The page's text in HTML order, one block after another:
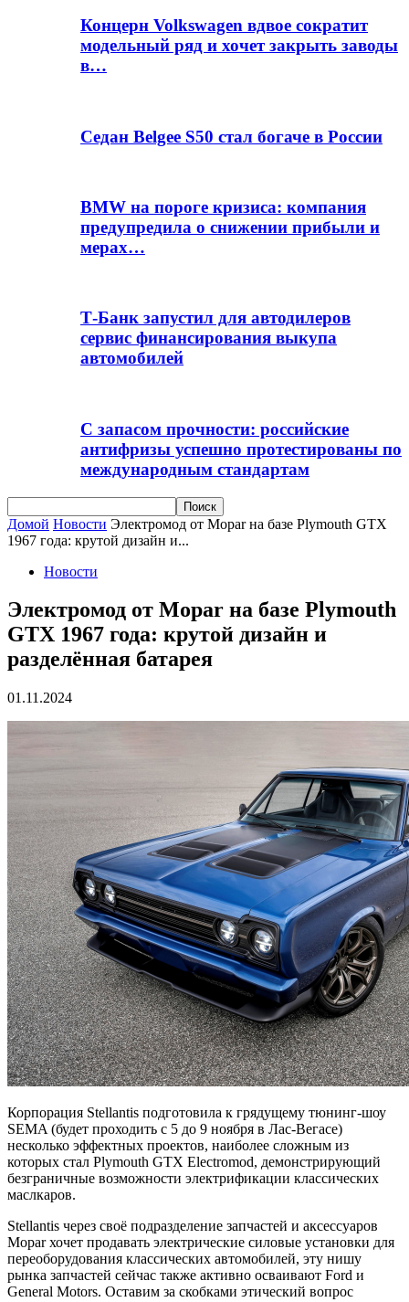
Концерн Volkswagen вдвое сократит
модельный ряд и хочет закрыть заводы
в…
Седан Belgee S50 стал богаче в России
BMW на пороге кризиса: компания
предупредила о снижении прибыли и
мерах…
Т-Банк запустил для автодилеров
сервис финансирования выкупа
автомобилей
С запасом прочности: российские
антифризы успешно протестированы по
международным стандартам
Домой Новости Электромод от Mopar на базе Plymouth GTX
1967 года: крутой дизайн и...
Новости
Электромод от Mopar на базе Plymouth
GTX 1967 года: крутой дизайн и
разделённая батарея
01.11.2024
Корпорация Stellantis подготовила к грядущему тюнинг-шоу
SEMA (будет проходить с 5 до 9 ноября в Лас-Вегасе)
несколько эффектных проектов, наиболее сложным из
которых стал Plymouth GTX Electromod, демонстрирующий
безграничные возможности электрификации классических
маслкаров.
Stellantis через своё подразделение запчастей и аксессуаров
Mopar хочет продавать электрические силовые установки для
переоборудования классических автомобилей, эту нишу
рынка запчастей сейчас также активно осваивают Ford и
General Motors. Оставим за скобками этический вопрос